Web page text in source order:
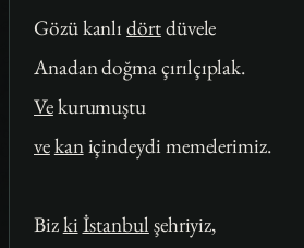
Gözü kanlıdörtdüvele
Anadan doğma çırılçıplak.
Vekurumuştu
vekaniçindeydi memelerimiz.
Bizki İstanbul şehriyiz,